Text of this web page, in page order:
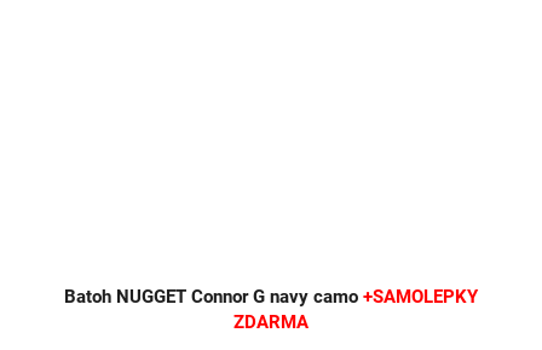
Batoh NUGGET Connor G navy camo +SAMOLEPKY
ZDARMA